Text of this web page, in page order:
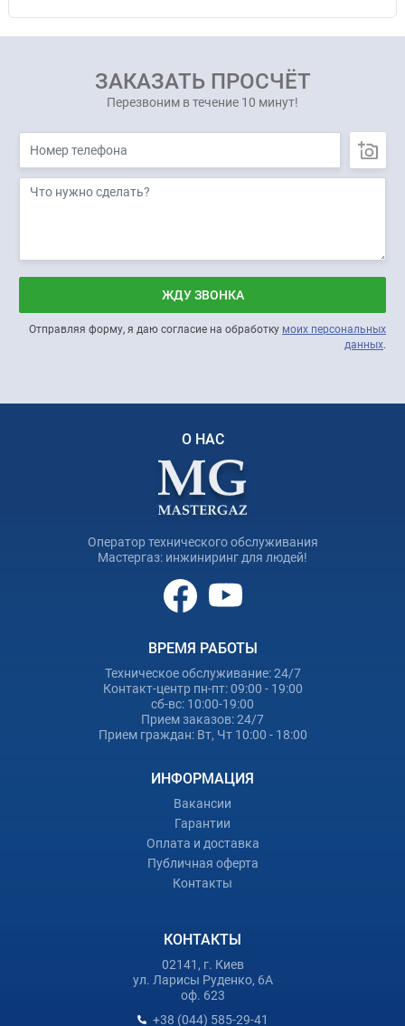
ЗАКАЗАТЬ ПРОСЧЁТ
Перезвоним в течение 10 минут!
ЖДУ ЗВОНКА
Отправляя форму, я даю согласие на обработку моих персональных
данных.
О НАС
Оператор технического обслуживания
Мастергаз: инжиниринг для людей!
ВРЕМЯ РАБОТЫ
Техническое обслуживание: 24/7
Контакт-центр пн-пт: 09:00 - 19:00
сб-вс: 10:00-19:00
Прием заказов: 24/7
Прием граждан: Вт, Чт 10:00 - 18:00
ИНФОРМАЦИЯ
Вакансии
Гарантии
Оплата и доставка
Публичная оферта
Контакты
КОНТАКТЫ
02141, г. Киев
ул. Ларисы Руденко, 6А
оф. 623
+38 (044) 585-29-41